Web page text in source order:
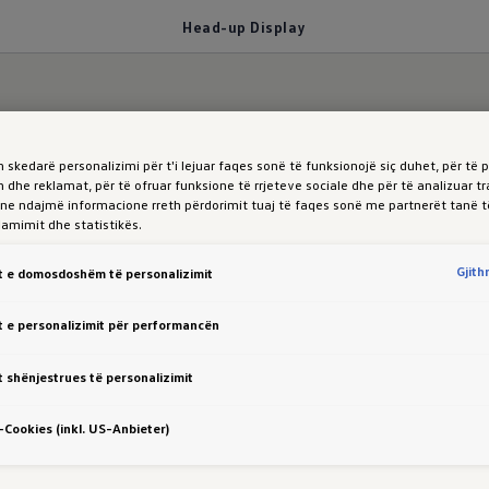
Head-up Display
rrugë
Displayi Touaregut
të rëndësishme dhe duke parë rrugën
opsional kokë-lart. Një pjesë
e xhamit të
skedarë personalizimi për t'i lejuar faqes sonë të funksionojë siç duhet, për të
dhe reklamat, për të ofruar funksione të rrjeteve sociale dhe për të analizuar
ndajmë informacione rreth përdorimit tuaj të faqes sonë me partnerët tanë
dhe statistikës.
e domosdoshëm të personalizimit
e personalizimit për performancën
shënjestrues të personalizimit
(inkl. US-Anbieter)